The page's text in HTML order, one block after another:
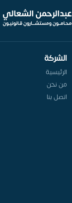
الشركة
الرئيسية
من نحن
اتصل بنا